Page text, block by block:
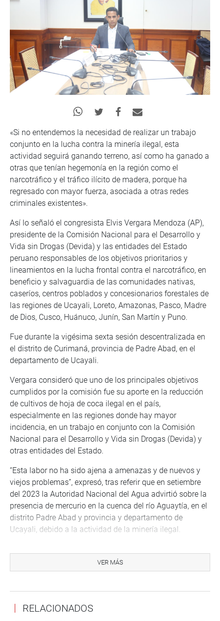
«Si no entendemos la necesidad de realizar un trabajo
conjunto en la lucha contra la minería ilegal, esta
actividad seguirá ganando terreno, así como ha ganado a
otras que tenían hegemonía en la región como el
narcotráfico y el tráfico ilícito de madera, porque ha
regresado con mayor fuerza, asociada a otras redes
criminales existentes».
Así lo señaló el congresista Elvis Vergara Mendoza (AP),
presidente de la Comisión Nacional para el Desarrollo y
Vida sin Drogas (Devida) y las entidades del Estado
peruano responsables de los objetivos prioritarios y
lineamientos en la lucha frontal contra el narcotráfico, en
beneficio y salvaguardia de las comunidades nativas,
caseríos, centros poblados y concesionarios forestales de
las regiones de Ucayali, Loreto, Amazonas, Pasco, Madre
de Dios, Cusco, Huánuco, Junín, San Martín y Puno.
Fue durante la vigésima sexta sesión descentralizada en
el distrito de Curimaná, provincia de Padre Abad, en el
departamento de Ucayali.
Vergara consideró que uno de los principales objetivos
cumplidos por la comisión fue su aporte en la reducción
de cultivos de hoja de coca ilegal en el país,
especialmente en las regiones donde hay mayor
incidencia, en un trabajo en conjunto con la Comisión
Nacional para el Desarrollo y Vida sin Drogas (Devida) y
otras entidades del Estado.
“Esta labor no ha sido ajena a amenazas y de nuevos y
viejos problemas”, expresó, tras referir que en setiembre
del 2023 la Autoridad Nacional del Agua advirtió sobre la
presencia de mercurio en la cuenca del río Aguaytía, en el
distrito Padre Abad y provincia y departamento de
Ucayali, debido a la actividad de la minería ilegal.
esa profecía se cumple con rudeza y ha regresado con
más fuerza devastando ríos y bosques, con una minería
“Ucayali, que ya era un frente prioritario contra las drogas,
VER MÁS
RELACIONADOS